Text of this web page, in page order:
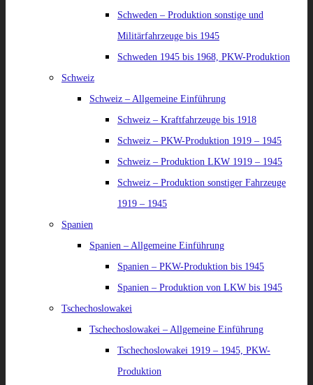
Schweden – Produktion sonstige und
Militärfahrzeuge bis 1945
Schweden 1945 bis 1968, PKW-Produktion
Schweiz
Schweiz – Allgemeine Einführung
Schweiz – Kraftfahrzeuge bis 1918
Schweiz – PKW-Produktion 1919 – 1945
Schweiz – Produktion LKW 1919 – 1945
Schweiz – Produktion sonstiger Fahrzeuge
1919 – 1945
Spanien
Spanien – Allgemeine Einführung
Spanien – PKW-Produktion bis 1945
Spanien – Produktion von LKW bis 1945
Tschechoslowakei
Tschechoslowakei – Allgemeine Einführung
Tschechoslowakei 1919 – 1945, PKW-
Produktion